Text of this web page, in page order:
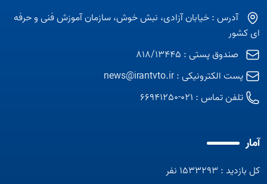
آدرس : خیابان آزادی، نبش خوش، سازمان آموزش فنی و حرفه
ای کشور
صندوق پستی : 818/13445
پست الکترونیکی :news@irantvto.ir
تلفن تماس : 021-66941250
آمار
کل بازدید : 1533293 نفر